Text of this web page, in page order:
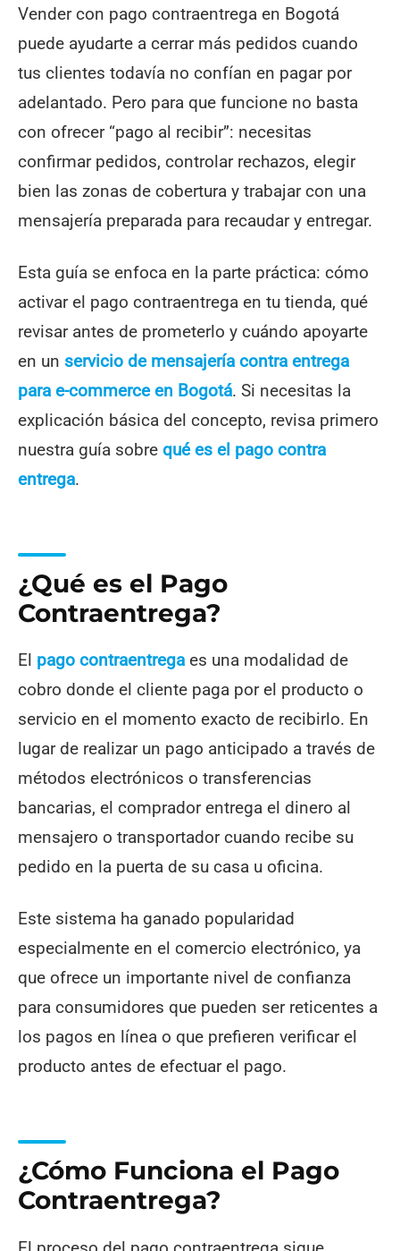
Vender con pago contraentrega en Bogotá
puede ayudarte a cerrar más pedidos cuando
tus clientes todavía no confían en pagar por
adelantado. Pero para que funcione no basta
con ofrecer “pago al recibir”: necesitas
confirmar pedidos, controlar rechazos, elegir
bien las zonas de cobertura y trabajar con una
mensajería preparada para recaudar y entregar.
Esta guía se enfoca en la parte práctica: cómo
activar el pago contraentrega en tu tienda, qué
revisar antes de prometerlo y cuándo apoyarte
en un servicio de mensajería contra entrega
para e-commerce en Bogotá. Si necesitas la
explicación básica del concepto, revisa primero
nuestra guía sobre qué es el pago contra
entrega.
¿Qué es el Pago
Contraentrega?
El pago contraentrega es una modalidad de
cobro donde el cliente paga por el producto o
servicio en el momento exacto de recibirlo. En
lugar de realizar un pago anticipado a través de
métodos electrónicos o transferencias
bancarias, el comprador entrega el dinero al
mensajero o transportador cuando recibe su
pedido en la puerta de su casa u oficina.
Este sistema ha ganado popularidad
especialmente en el comercio electrónico, ya
que ofrece un importante nivel de confianza
para consumidores que pueden ser reticentes a
los pagos en línea o que prefieren verificar el
producto antes de efectuar el pago.
¿Cómo Funciona el Pago
Contraentrega?